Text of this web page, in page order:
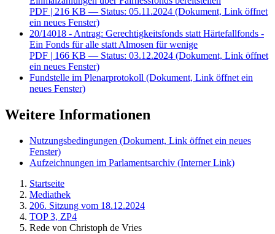
PDF | 216 KB — Status: 05.11.2024 (Dokument, Link öffnet
ein neues Fenster)
20/14018 - Antrag: Gerechtigkeitsfonds statt Härtefallfonds -
Ein Fonds für alle statt Almosen für wenige
PDF | 166 KB — Status: 03.12.2024 (Dokument, Link öffnet
ein neues Fenster)
Fundstelle im Plenarprotokoll (Dokument, Link öffnet ein
neues Fenster)
Weitere Informationen
Nutzungsbedingungen (Dokument, Link öffnet ein neues
Fenster)
Aufzeichnungen im Parlamentsarchiv (Interner Link)
Startseite
Mediathek
206. Sitzung vom 18.12.2024
TOP 3, ZP4
Rede von Christoph de Vries